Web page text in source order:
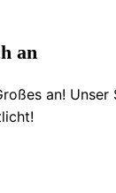
an
an!